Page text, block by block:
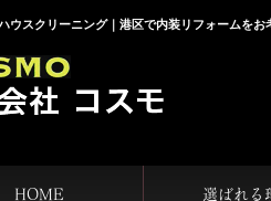
ウスクリーニング｜港区で内装リフォームをお
HOME 選ばれる